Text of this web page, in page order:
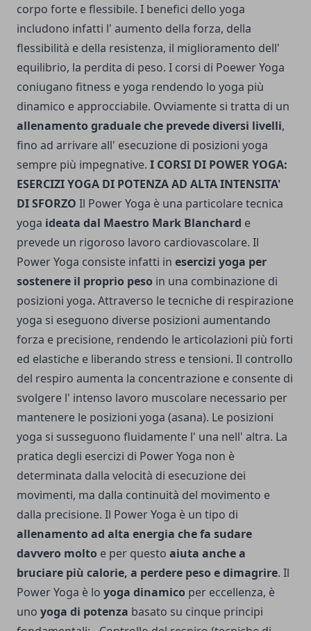
corpo forte e flessibile. I benefici dello yoga
includono infatti l' aumento della forza, della
flessibilità e della resistenza, il miglioramento dell'
equilibrio, la perdita di peso. I corsi di Poewer Yoga
coniugano fitness e yoga rendendo lo yoga più
dinamico e approcciabile. Ovviamente si tratta di un
allenamento graduale che prevede diversi livelli,
fino ad arrivare all' esecuzione di posizioni yoga
sempre più impegnative. I CORSI DI POWER YOGA:
ESERCIZI YOGA DI POTENZA AD ALTA INTENSITA'
DI SFORZO Il Power Yoga è una particolare tecnica
yoga ideata dal Maestro Mark Blanchard e
prevede un rigoroso lavoro cardiovascolare. Il
Power Yoga consiste infatti in esercizi yoga per
sostenere il proprio peso in una combinazione di
posizioni yoga. Attraverso le tecniche di respirazione
yoga si eseguono diverse posizioni aumentando
forza e precisione, rendendo le articolazioni più forti
ed elastiche e liberando stress e tensioni. Il controllo
del respiro aumenta la concentrazione e consente di
svolgere l' intenso lavoro muscolare necessario per
mantenere le posizioni yoga (asana). Le posizioni
yoga si susseguono fluidamente l' una nell' altra. La
pratica degli esercizi di Power Yoga non è
determinata dalla velocità di esecuzione dei
movimenti, ma dalla continuità del movimento e
dalla precisione. Il Power Yoga è un tipo di
allenamento ad alta energia che fa sudare
davvero molto e per questo aiuta anche a
bruciare più calorie, a perdere peso e dimagrire. Il
Power Yoga è lo yoga dinamico per eccellenza, è
uno yoga di potenza basato su cinque principi